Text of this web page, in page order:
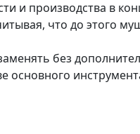
и производства в
что до этого
без
основного